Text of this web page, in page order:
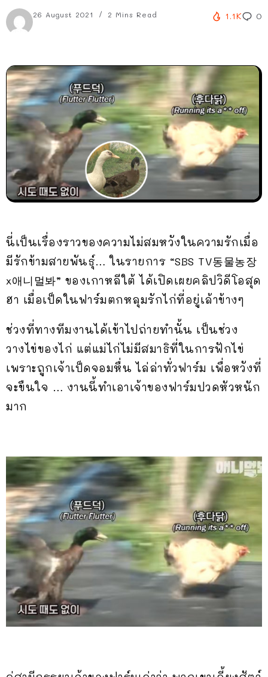
26 August 2021 2 Mins Read 1.1K 0
นี่เป็นเรื่องราวของความไม่สมหวังในความรักเมื่อ
มีรักข้ามสายพันธุ์… ในรายการ “SBS TV동물농장
x애니멀봐” ของเกาหลีใต้ ได้เปิดเผยคลิปวิดีโอสุด
ฮา เมื่อเป็ดในฟาร์มตกหลุมรักไก่ที่อยู่เล้าข้างๆ
ช่วงที่ทางทีมงานได้เข้าไปถ่ายทำนั้น เป็นช่วง
วางไข่ของไก่ แต่แม่ไก่ไม่มีสมาธิที่ในการฟักไข่
เพราะถูกเจ้าเป็ดจอมหื่น ไล่ล่าทั่วฟาร์ม เพื่อหวังที่
จะขืนใจ … งานนี้ทำเอาเจ้าของฟาร์มปวดหัวหนัก
มาก